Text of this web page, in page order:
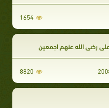
1654
رضي الله عنهم اجمعين
8820